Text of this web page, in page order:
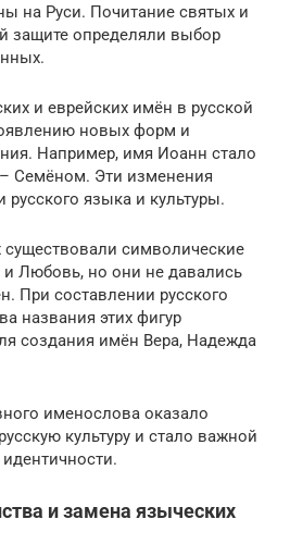
на Руси. Почитание святых и
защите определяли выбор
и еврейских имён в русской
новых форм и
Например, имя Иоанн стало
Семёном. Эти изменения
языка и культуры.
существовали символические
Любовь, но они не давались
При составлении русского
названия этих фигур
создания имён Вера, Надежда
именослова оказало
культуру и стало важной
и замена языческих